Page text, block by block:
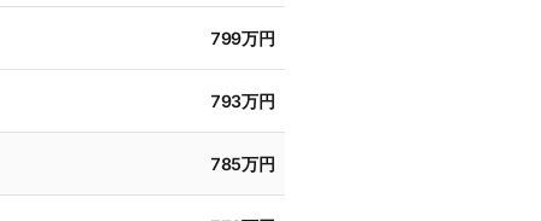
799万円
793万円
785万円